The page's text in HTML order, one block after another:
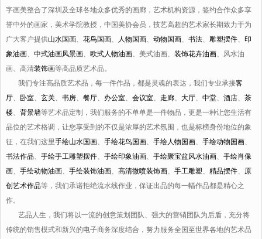
字画美整合了深圳及全球各地众多优秀的画廊，艺术机构资源，签约合作众多享
誉中外的画家，美术学院教授，中国美协会员，技艺高超的艺术家长期致力于为
广大客户提供山水国画、 花鸟国画、 人物国画、 动物国画、 书法、 雕塑摆件、 印
象油画、 中式油画风景画、 欧式人物油画、美式油画、 装饰花卉油画、风水油
画、高清装饰画等高品质艺术品。
我们专注高品质艺术品，每一件作品，都是灵魂的表达，我们专业承接客
厅、 卧室、 玄关、 书房、 餐厅、 办公室、 会议室、 走廊、 大厅、 中堂、 酒店、 茶
楼、 背景墙等艺术品定制，我们服务的不单单是一件物品，更是一种让您生活有
品位的艺术格调，让您享受到的不仅是浓厚的艺术氛围，也是标榜身份地位的象
征，在我们这里手绘山水国画、 手绘花鸟国画、 手绘人物国画、 手绘动物国画、
书法作品、 手绘手工雕塑摆件、 手绘印象油画、 手绘聚宝盆风水油画、 手绘肖像
画、 手绘动物油画、 手绘装饰油画、 高清微喷装饰画、 手工雕塑、 精品摆件、 原
创艺术作品等，我们承诺拒绝流水线作业，保证出品的每一幅作品都是精心之
作。
艺品人生，我们将以一流的创意策划团队、强大的营销团队为后盾，充分将
传统的销售模式和新兴的电子商务深度结合，努力服务全国至世界各地的艺术品